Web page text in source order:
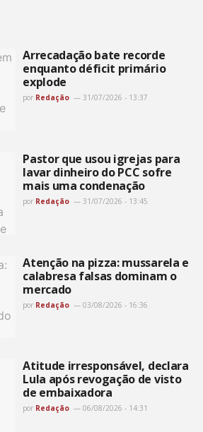
Arrecadação bate recorde
enquanto déficit primário
explode
por Redação 31/07/2026 - 13:37
Pastor que usou igrejas para
lavar dinheiro do PCC sofre
mais uma condenação
por Redação 31/07/2026 - 13:45
Atenção na pizza: mussarela e
calabresa falsas dominam o
mercado
por Redação 03/08/2026 - 16:36
Atitude irresponsável, declara
Lula após revogação de visto
de embaixadora
por Redação 06/08/2026 - 14:31